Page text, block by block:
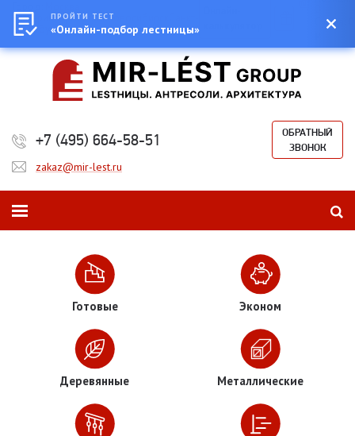
ЕкатеринбургКазаньНовосибирск
Петербург
Сумма:
+7 (495) 664-58-51
ОБРАТНЫЙ
ЗВОНОК
zakaz@mir-lest.ru
Готовые Эконом
Деревянные Металлические
ПРОЙТИ ТЕСТ
«Онлайн-подбор лестницы»